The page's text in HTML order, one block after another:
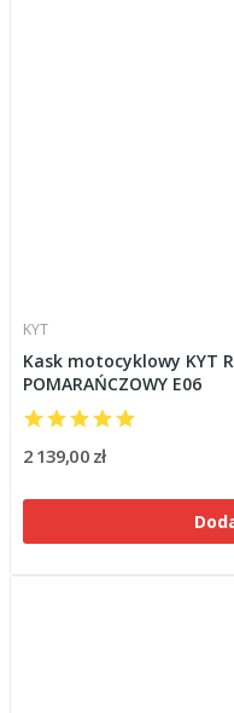
KYT
Kask motocyklowy KYT
POMARAŃCZOWY E06
2 139,00 zł